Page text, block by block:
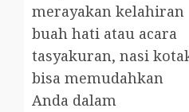
merayakan kelahiran
buah hati atau acara
tasyakuran, nasi
bisa memudahkan
Anda dalam